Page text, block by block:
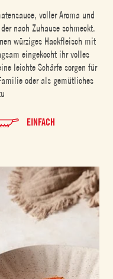
voller Aroma und
nach Zuhause schmeckt.
würziges Hackfleisch mit
eingekocht ihr volles
leichte Schärfe sorgen für
oder als gemütliches
EINFACH